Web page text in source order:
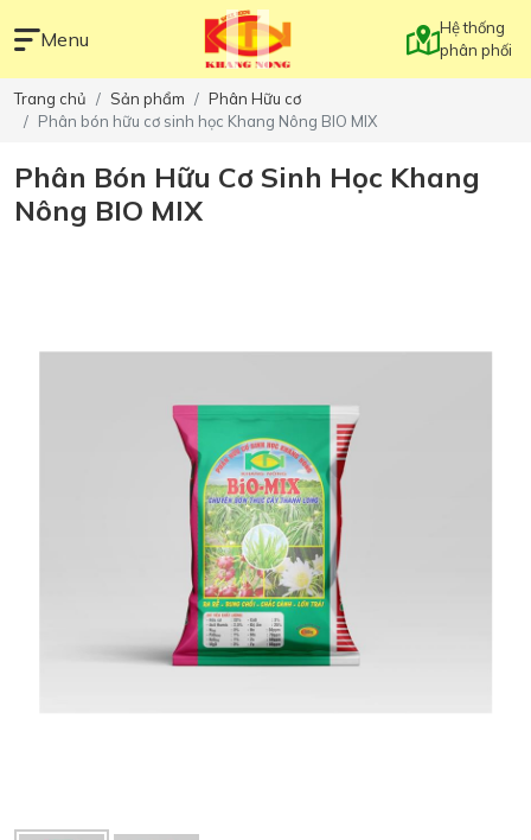
Menu
Hệ thống
phân phối
Trang chủ Sản phẩm
Phân Hữu cơ
Phân bón hữu cơ sinh học Khang Nông BIO MIX
Phân Bón Hữu Cơ Sinh Học Khang
Nông BIO MIX